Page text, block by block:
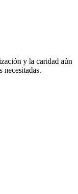
y la caridad aún
necesitadas.